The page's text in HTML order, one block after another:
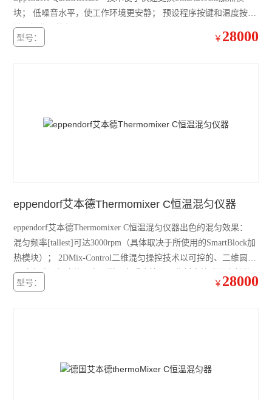
精骐干式恒温器
精骐振荡器/摇床
赛默飞ST1 Plus离心机
大龙金属浴
大龙摇床
大龙混匀仪振荡器
凯杰样本研磨仪TissueLyser III
块； 低噪音水平，使工作环境更安静； 预设程序按键和温度按
键，操作更简便。
型号： ￥ 28000
eppendorf艾本德Thermomixer C恒温混匀仪器
eppendorf艾本德Thermomixer C恒温混匀仪器出色的混匀效果：
混匀频率[tallest]可达3000rpm（具体取决于所使用的SmartBlock加
热模块）； 2DMix-Control二维混匀操控技术以可控的、二维圆周
运动方式混匀液体，实现样品在反应管和工作板中快速而有效的
混匀； 防溅射技术能有效防止管盖润湿和交叉污染。
型号： ￥ 28000